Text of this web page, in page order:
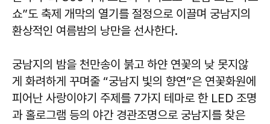
쇼”도 축제 개막의 열기를 절정으로 이끌며 궁남지의
환상적인 여름밤의 낭만을 선사한다.
궁남지의 밤을 천만송이 붉고 하얀 연꽃의 낮 못지않
게 화려하게 꾸며줄 “궁남지 빛의 향연”은 연꽃화원에
피어난 사랑이야기 주제를 7가지 테마로 한 LED 조명
과 홀로그램 등의 야간 경관조명으로 궁남지를 찾은